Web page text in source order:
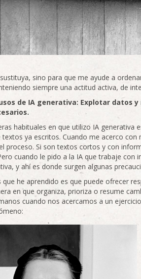
sino para que me ayude a
siempre una actitud activa, de
de IA generativa: Explotar datos
habituales en que utilizo IA generativa
ya escritos. Cuando me acerco
proceso. Si son textos cortos y con
cuando le pido a la IA que trabaje
y ahí es donde surgen algunas
que he aprendido es que puede ofrecer
en que organiza, prioriza o resume
cuando nos acercamos a un